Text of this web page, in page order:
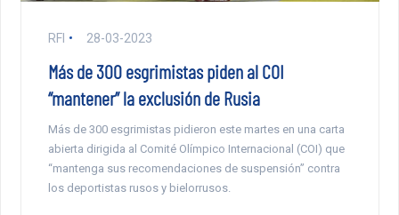
RFI 28-03-2023
Más de 300 esgrimistas piden al COI
“mantener” la exclusión de Rusia
Más de 300 esgrimistas pidieron este martes en una carta
abierta dirigida al Comité Olímpico Internacional (COI) que
“mantenga sus recomendaciones de suspensión” contra
los deportistas rusos y bielorrusos.